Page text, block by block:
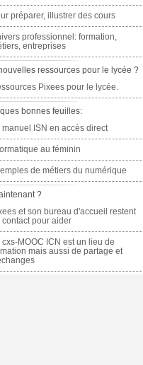
préparer, illustrer des cours
professionnel: formation,
entreprises
ressources pour le lycée ?
Pixees pour le lycée.
bonnes feuilles:
manuel ISN en accès direct
au féminin
de métiers du numérique
?
et son bureau d'accueil restent
contact pour aider
cxs-MOOC ICN est un lieu de
mais aussi de partage et